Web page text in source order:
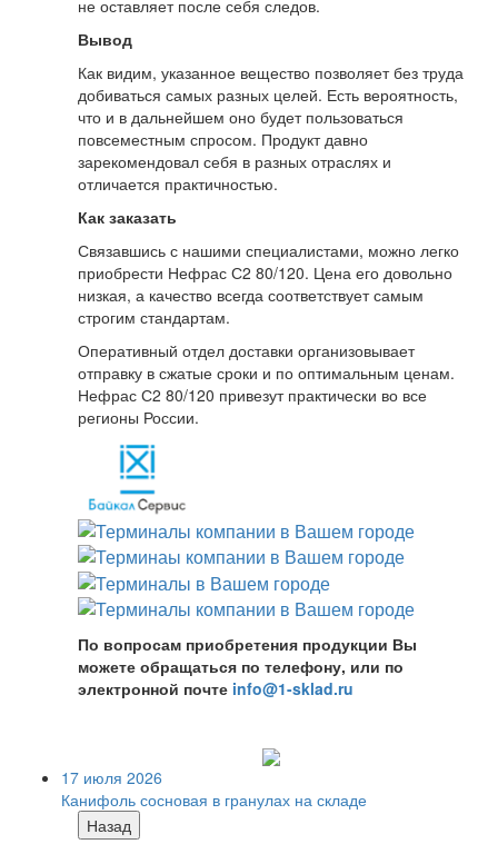
не оставляет после себя следов.
Вывод
Как видим, указанное вещество позволяет без труда
добиваться самых разных целей. Есть вероятность,
что и в дальнейшем оно будет пользоваться
повсеместным спросом. Продукт давно
зарекомендовал себя в разных отраслях и
отличается практичностью.
Как заказать
Связавшись с нашими специалистами, можно легко
приобрести Нефрас С2 80/120. Цена его довольно
низкая, а качество всегда соответствует самым
строгим стандартам.
Оперативный отдел доставки организовывает
отправку в сжатые сроки и по оптимальным ценам.
Нефрас С2 80/120 привезут практически во все
регионы России.
По вопросам приобретения продукции Вы
можете обращаться по телефону, или по
электронной почте info@1-sklad.ru
17 июля 2026
Канифоль сосновая в гранулах на складе
Назад